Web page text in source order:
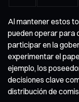
Al mantener estos
pueden operar para
participar en la
experimentar el
ejemplo, los
decisiones clave
distribución de